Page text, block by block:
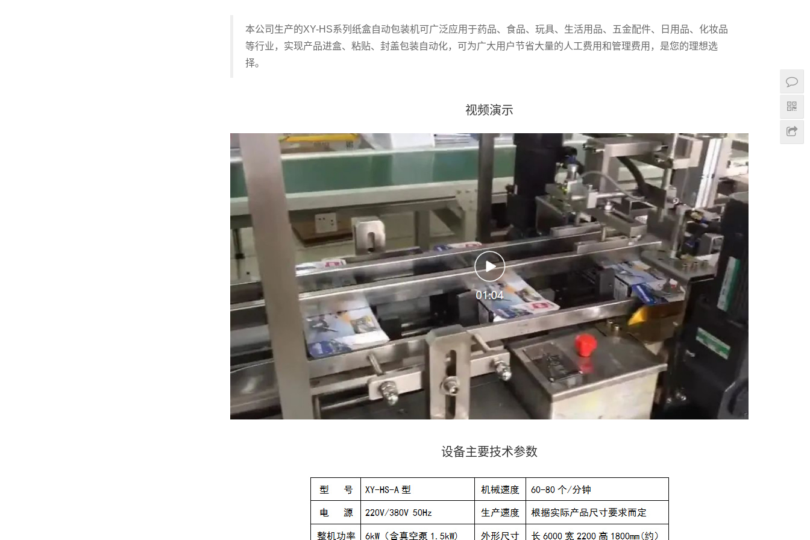
本公司生产的XY-HS系列纸盒自动包装机可广泛应用于药品、食品、玩具、生活用品、五金配件、日用品、化妆品
等行业，实现产品进盒、粘贴、封盖包装自动化，可为广大用户节省大量的人工费用和管理费用，是您的理想选
择。
视频演示
设备主要技术参数